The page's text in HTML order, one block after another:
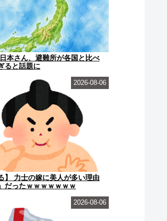
日本さん、避難所が各国と比べ
ると話題に
】 力士の嫁に美人が多い理由
だったｗｗｗｗｗｗｗ
2026-08-06
2026-08-06